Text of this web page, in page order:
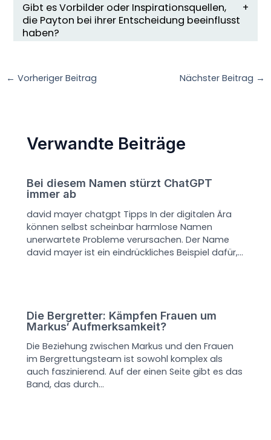
Gibt es Vorbilder oder Inspirationsquellen,
die Payton bei ihrer Entscheidung beeinflusst
haben?
← Vorheriger Beitrag Nächster Beitrag →
Verwandte Beiträge
Bei diesem Namen stürzt ChatGPT
immer ab
david mayer chatgpt Tipps In der digitalen Ära
können selbst scheinbar harmlose Namen
unerwartete Probleme verursachen. Der Name
david mayer ist ein eindrückliches Beispiel dafür,…
Die Bergretter: Kämpfen Frauen um
Markus‘ Aufmerksamkeit?
Die Beziehung zwischen Markus und den Frauen
im Bergrettungsteam ist sowohl komplex als
auch faszinierend. Auf der einen Seite gibt es das
Band, das durch…